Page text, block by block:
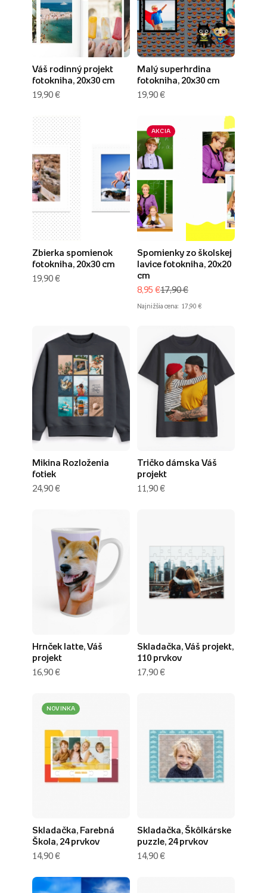
Váš rodinný projekt
fotokniha, 20x30 cm
19,90 €
Malý superhrdina
fotokniha, 20x30 cm
19,90 €
Zbierka spomienok
fotokniha, 20x30 cm
19,90 €
AKCIA
Spomienky zo školskej
lavice fotokniha, 20x20
cm
8,95 €17,90 €
Najnižšia cena: 17,90 €
Mikina Rozloženia
fotiek
24,90 €
Tričko dámska Váš
projekt
11,90 €
Hrnček latte, Váš
projekt
16,90 €
Skladačka, Váš projekt,
110 prvkov
17,90 €
NOVINKA
Skladačka, Farebná
Škola, 24 prvkov
14,90 €
Skladačka, Škôlkárske
puzzle, 24 prvkov
14,90 €